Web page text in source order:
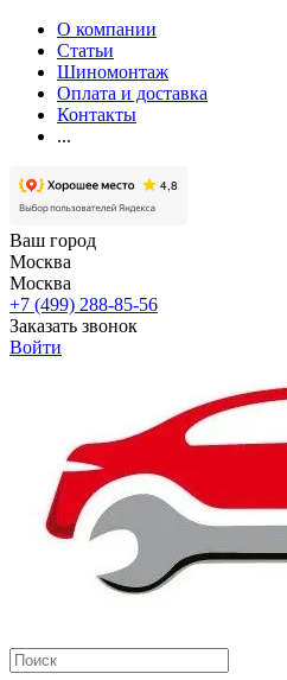
О компании
Статьи
Шиномонтаж
Оплата и доставка
Контакты
...
Ваш город
Москва
Москва
+7 (499) 288-85-56
Заказать звонок
Войти